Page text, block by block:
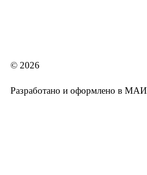
© 2026
Разработано и оформлено в МАИ